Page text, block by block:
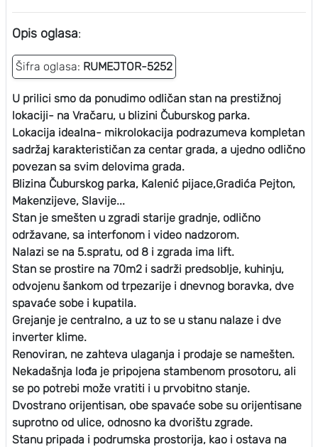
Opis oglasa:
Šifra oglasa: RUMEJTOR-5252
U prilici smo da ponudimo odličan stan na prestižnoj
lokaciji- na Vračaru, u blizini Čuburskog parka.
Lokacija idealna- mikrolokacija podrazumeva kompletan
sadržaj karakterističan za centar grada, a ujedno odlično
povezan sa svim delovima grada.
Blizina Čuburskog parka, Kalenić pijace,Gradića Pejton,
Makenzijeve, Slavije...
Stan je smešten u zgradi starije gradnje, odlično
održavane, sa interfonom i video nadzorom.
Nalazi se na 5.spratu, od 8 i zgrada ima lift.
Stan se prostire na 70m2 i sadrži predsoblje, kuhinju,
odvojenu šankom od trpezarije i dnevnog boravka, dve
spavaće sobe i kupatila.
Grejanje je centralno, a uz to se u stanu nalaze i dve
inverter klime.
Renoviran, ne zahteva ulaganja i prodaje se namešten.
Nekadašnja lođa je pripojena stambenom prosotoru, ali
se po potrebi može vratiti i u prvobitno stanje.
Dvostrano orijentisan, obe spavaće sobe su orijentisane
suprotno od ulice, odnosno ka dvorištu zgrade.
Stanu pripada i podrumska prostorija, kao i ostava na